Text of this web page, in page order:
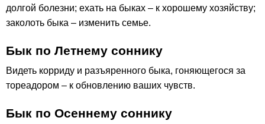
долгой болезни; ехать на быках – к хорошему хозяйству;
заколоть быка – изменить семье.
Бык по Летнему соннику
Видеть корриду и разъяренного быка, гоняющегося за
тореадором – к обновлению ваших чувств.
Бык по Осеннему соннику